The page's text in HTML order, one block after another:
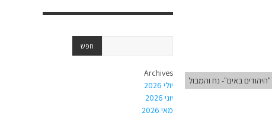
"היהודים באים"- נח והמבול
Archives
יולי 2026
יוני 2026
מאי 2026